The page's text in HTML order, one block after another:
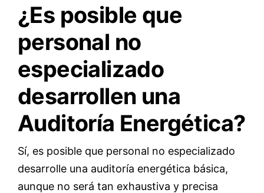
¿Es posible que
personal no
especializado
desarrollen una
Auditoría Energética?
Sí, es posible que personal no especializado
desarrolle una auditoría energética básica,
aunque no será tan exhaustiva y precisa